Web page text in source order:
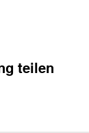
leiding van
teilen